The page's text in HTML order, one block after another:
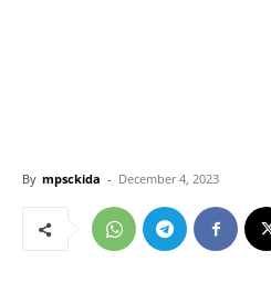
By mpsckida - December 4, 2023